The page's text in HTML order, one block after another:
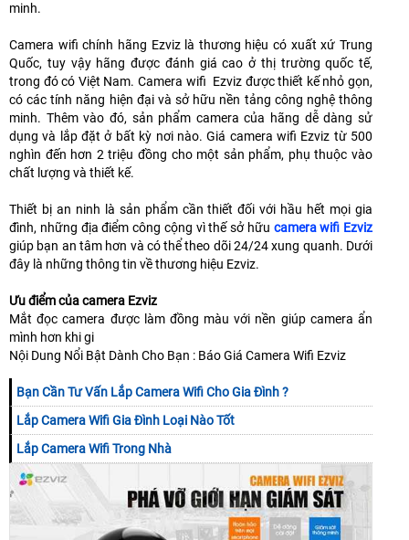
minh.
Camera wifi chính hãng Ezviz là thương hiệu có xuất xứ Trung
Quốc, tuy vậy hãng được đánh giá cao ở thị trường quốc tế,
trong đó có Việt Nam. Camera wifi Ezviz được thiết kế nhỏ gọn,
có các tính năng hiện đại và sở hữu nền tảng công nghệ thông
minh. Thêm vào đó, sản phẩm camera của hãng dễ dàng sử
dụng và lắp đặt ở bất kỳ nơi nào. Giá camera wifi Ezviz từ 500
nghìn đến hơn 2 triệu đồng cho một sản phẩm, phụ thuộc vào
chất lượng và thiết kế.
Thiết bị an ninh là sản phẩm cần thiết đối với hầu hết mọi gia
đình, những địa điểm công cộng vì thế sở hữu camera wifi Ezviz
giúp bạn an tâm hơn và có thể theo dõi 24/24 xung quanh. Dưới
đây là những thông tin về thương hiệu Ezviz.
Ưu điểm của camera Ezviz
Mắt đọc camera được làm đồng màu với nền giúp camera ẩn
mình hơn khi gi
Nội Dung Nổi Bật Dành Cho Bạn : Báo Giá Camera Wifi Ezviz
Bạn Cần Tư Vấn Lắp Camera Wifi Cho Gia Đình ?
Lắp Camera Wifi Gia Đình Loại Nào Tốt
Lắp Camera Wifi Trong Nhà